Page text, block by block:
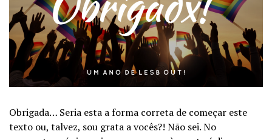
Obrigada… Seria esta a forma correta de começar este
texto ou, talvez, sou grata a vocês?! Não sei. No